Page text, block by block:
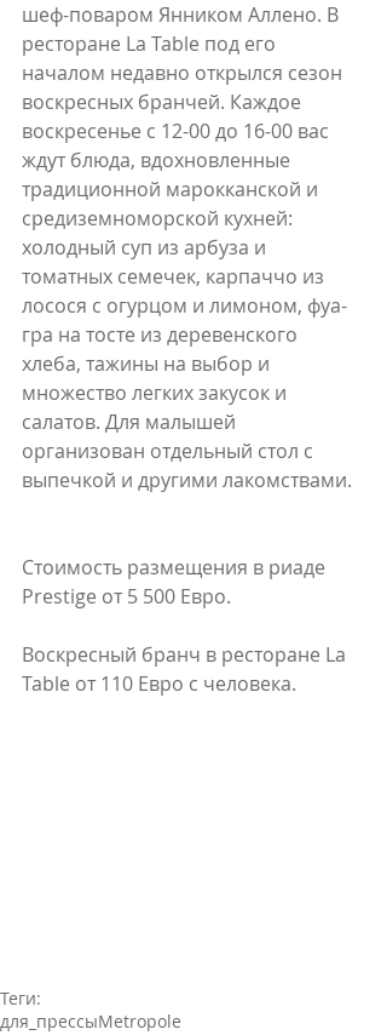
шеф-поваром Янником Аллено. В
ресторане La Table под его
началом недавно открылся сезон
воскресных бранчей. Каждое
воскресенье с 12-00 до 16-00 вас
ждут блюда, вдохновленные
традиционной марокканской и
средиземноморской кухней:
холодный суп из арбуза и
томатных семечек, карпаччо из
лосося с огурцом и лимоном, фуа-
гра на тосте из деревенского
хлеба, тажины на выбор и
множество легких закусок и
салатов. Для малышей
организован отдельный стол с
выпечкой и другими лакомствами.
Стоимость размещения в риаде
Prestige от 5 500 Евро.
Воскресный бранч в ресторане La
Table от 110 Евро с человека.
Теги:
для_прессыMetropole